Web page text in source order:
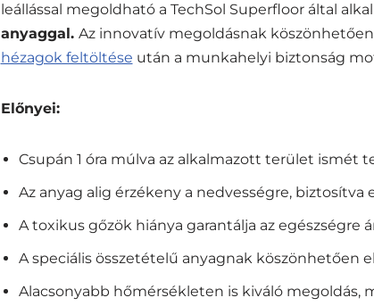
leállással megoldható a TechSol Superfloor által
anyaggal. Az innovatív megoldásnak
hézagok feltöltése után a munkahelyi biztonság
Előnyei:
Csupán 1 óra múlva az alkalmazott terület ismét
Az anyag alig érzékeny a nedvességre, biztosítva
A toxikus gőzök hiánya garantálja az
A speciális összetételű anyagnak köszönhetően
Alacsonyabb hőmérsékleten is kiváló megoldás,